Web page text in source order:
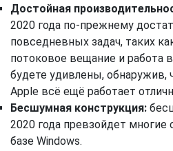
Достойная
2020 года по-прежнему
повседневных задач, таких
потоковое вещание и работа
будете удивлены, обнаружив,
Apple всё ещё работает
Бесшумная конструкция:
2020 года превзойдет
базе Windows.